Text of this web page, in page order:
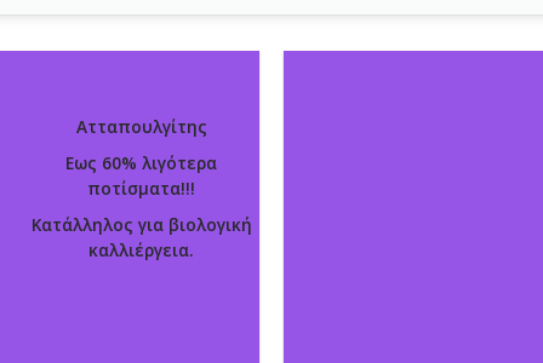
Ατταπουλγίτης
Εως 60% λιγότερα
ποτίσματα!!!
Κατάλληλος για βιολογική
καλλιέργεια.